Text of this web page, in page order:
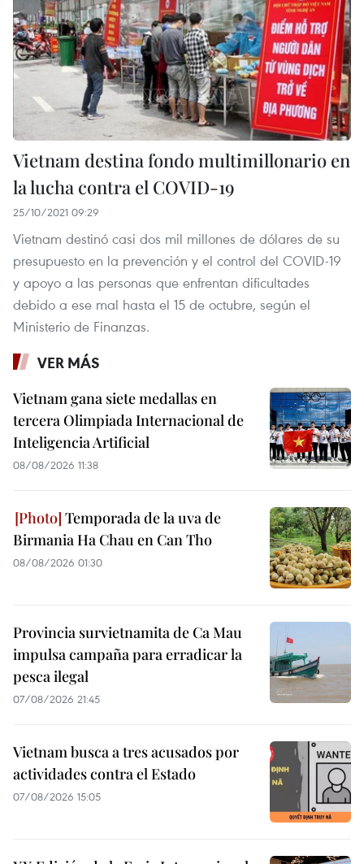
Vietnam destina fondo multimillonario en
la lucha contra el COVID-19
25/10/2021 09:29
Vietnam destinó casi dos mil millones de dólares de su
presupuesto en la prevención y el control del COVID-19
y apoyo a las personas que enfrentan dificultades
debido a ese mal hasta el 15 de octubre, según el
Ministerio de Finanzas.
VER MÁS
Vietnam gana siete medallas en
tercera Olimpiada Internacional de
Inteligencia Artificial
08/08/2026 11:38
Temporada de la uva de
Birmania Ha Chau en Can Tho
08/08/2026 01:30
Provincia survietnamita de Ca Mau
impulsa campaña para erradicar la
pesca ilegal
07/08/2026 21:45
Vietnam busca a tres acusados por
actividades contra el Estado
07/08/2026 15:05